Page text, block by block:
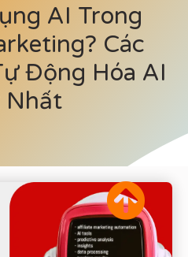
AI Trong
Các
Động Hóa AI
Nhất